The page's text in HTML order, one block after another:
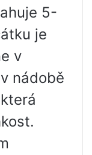
5-
je
v
nádobě